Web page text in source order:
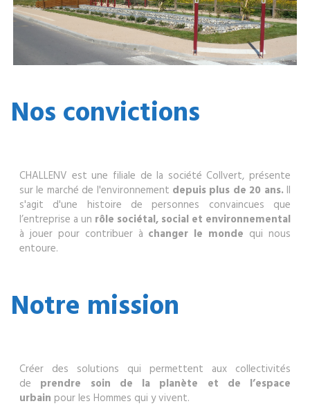
Nos convictions
CHALLENV est une filiale de la société Collvert, présente
sur le marché de l'environnement depuis plus de 20 ans. Il
s'agit d'une histoire de personnes convaincues que
l’entreprise a un rôle sociétal, social et environnemental
à jouer pour contribuer à changer le monde qui nous
entoure.
Notre mission
Créer des solutions qui permettent aux collectivités
de prendre soin de la planète et de l’espace
urbain pour les Hommes qui y vivent.